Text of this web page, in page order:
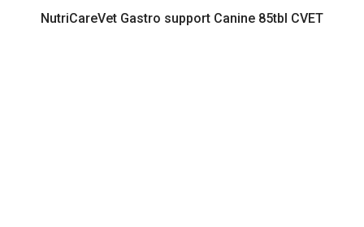
NutriCareVet Gastro support Canine 85tbl CVET